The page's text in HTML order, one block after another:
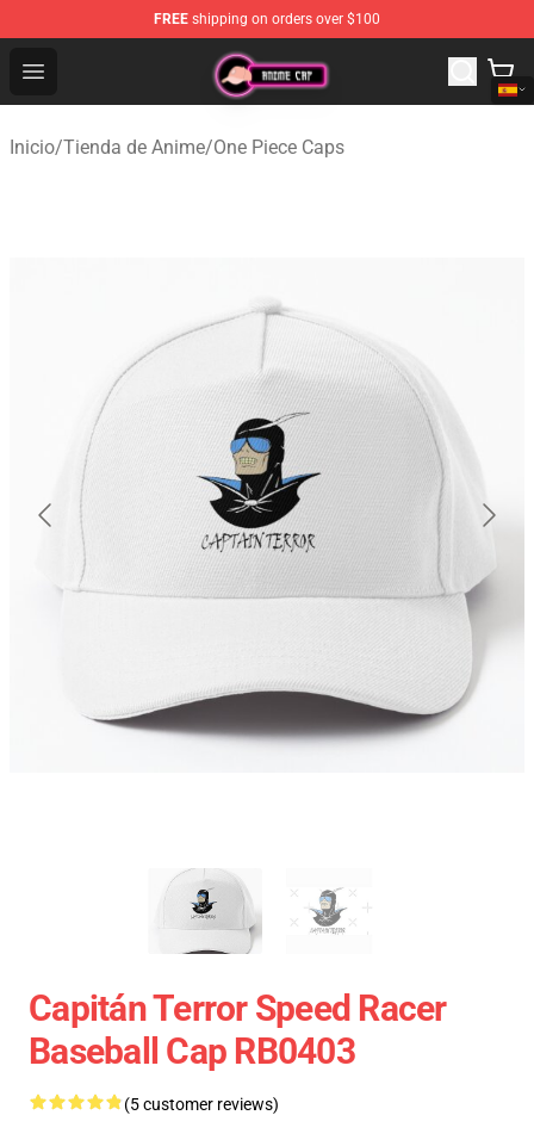
FREE shipping on orders over $100
Open menu
Anime Cap Shop - The Best Store of Anime Cap
Inicio/Tienda de Anime/One Piece Caps
Capitán Terror Speed Racer
Baseball Cap RB0403
(5 customer reviews)